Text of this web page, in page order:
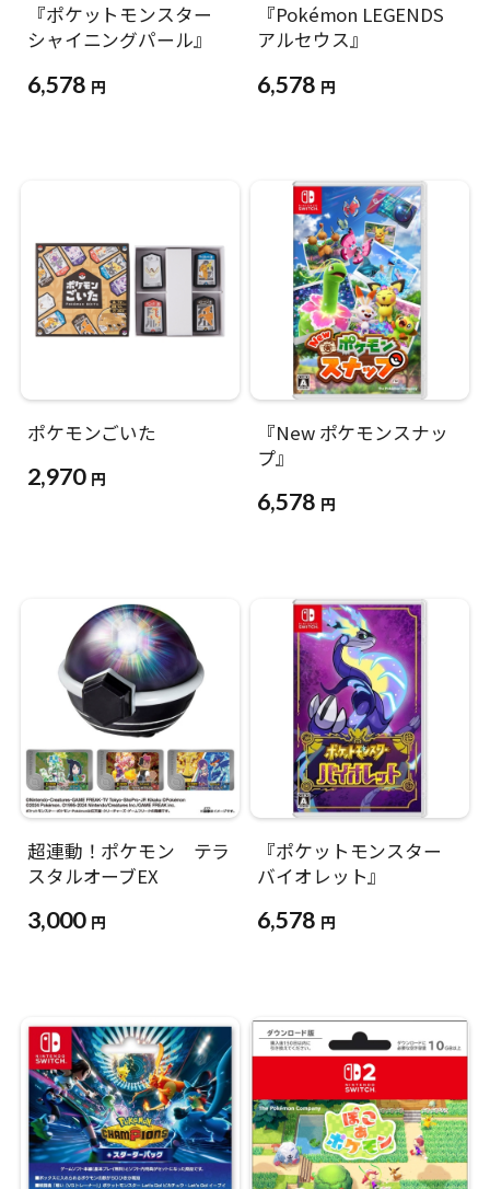
『ポケットモンスター
シャイニングパール』
6,578 円
『Pokémon LEGENDS
アルセウス』
6,578 円
ポケモンごいた
2,970 円
『New ポケモンスナッ
プ』
6,578 円
超連動！ポケモン テラ
スタルオーブEX
3,000 円
『ポケットモンスター
バイオレット』
6,578 円